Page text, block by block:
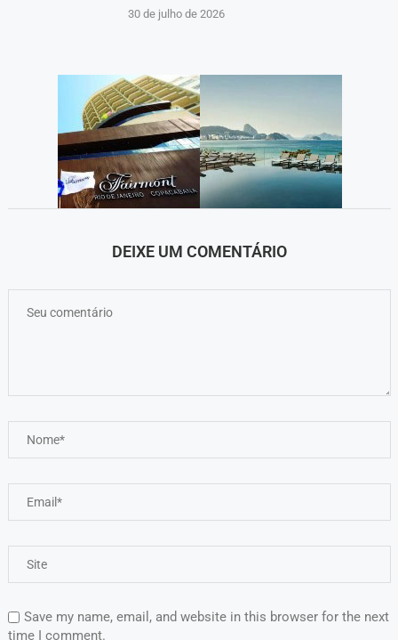
30 de julho de 2026
DEIXE UM COMENTÁRIO
Save my name, email, and website in this browser for the next
time I comment.